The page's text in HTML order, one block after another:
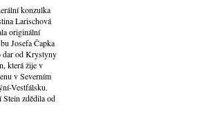
konzulka
Larischová
originální
Josefa Čapka
dar od Krystyny
která žije v
v Severním
Vestfálsku.
Stein zdědila od